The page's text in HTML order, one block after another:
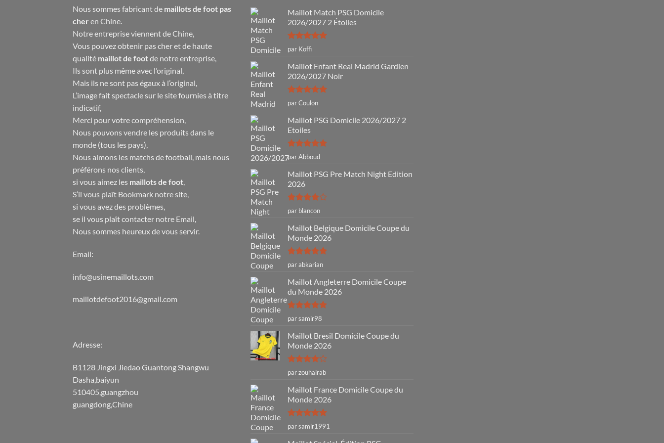
Nous sommes fabricant de maillots de foot pas
cher en Chine.
Notre entreprise viennent de Chine,
Vous pouvez obtenir pas cher et de haute
qualité maillot de footde notre entreprise,
Ils sont plus même avec l’original,
Mais ils ne sont pas égaux à l’original,
L’image fait spectacle sur le site fournies à titre
indicatif,
Merci pour votre compréhension,
Nous pouvons vendre les produits dans le
monde (tous les pays),
Nous aimons les matchs de football, mais nous
préférons nos clients,
si vous aimez les maillots de foot,
S’il vous plaît Bookmark notre site,
si vous avez des problèmes,
se il vous plaît contacter notre Email,
Nous sommes heureux de vous servir.
Email:
info@usinemaillots.com
maillotdefoot2016@gmail.com
Adresse:
B1128 Jingxi Jiedao Guantong Shangwu
Dasha,baiyun
510405,guangzhou
guangdong,Chine
Maillot Match PSG Domicile
2026/2027 2 Étoiles
Note5sur
5
par Koffi
Maillot Enfant Real Madrid Gardien
2026/2027 Noir
Note5sur
5
par Coulon
Maillot PSG Domicile 2026/2027 2
Etoiles
Note5sur
5
par Abboud
Maillot PSG Pre Match Night Edition
2026
Note4
sur 5
par blancon
Maillot Belgique Domicile Coupe du
Monde 2026
Note5sur
5
par abkarian
Maillot Angleterre Domicile Coupe
du Monde 2026
Note5sur
5
par samir98
Maillot Bresil Domicile Coupe du
Monde 2026
Note4
sur 5
par zouhairab
Maillot France Domicile Coupe du
Monde 2026
Note5sur
5
par samir1991